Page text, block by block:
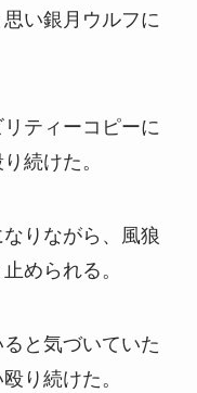
い銀月ウルフに
ティーコピーに
続けた。
りながら、風狼
められる。
と気づいていた
り続けた。